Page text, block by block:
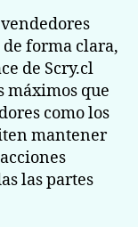
de forma clara,
de Scry.cl
máximos que
como los
mantener
las partes